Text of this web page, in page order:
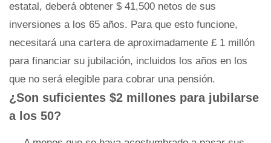
estatal, deberá obtener $ 41,500 netos de sus
inversiones a los 65 años. Para que esto funcione,
necesitará una cartera de aproximadamente £ 1 millón
para financiar su jubilación, incluidos los años en los
que no será elegible para cobrar una pensión.
¿Son suficientes $2 millones para jubilarse
a los 50?